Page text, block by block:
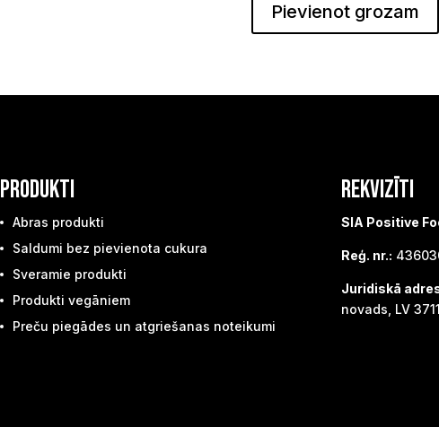
Pievienot grozam
PRODUKTI
Abras produkti
Saldumi bez pievienota cukura
Sveramie produkti
Produkti vegāniem
Preču piegādes un atgriešanas noteikumi
REKVIZĪTI
SIA Positive
Reģ. nr.:
Juridiskā
novads, LV 3711